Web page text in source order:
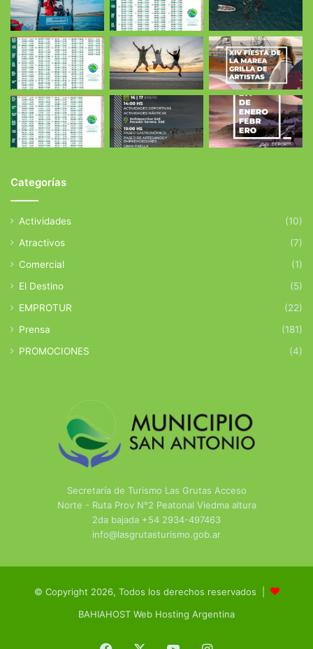
Categorías
Actividades
(10)
Atractivos
(7)
Comercial
(1)
El Destino
(5)
EMPROTUR
(22)
Prensa
(181)
PROMOCIONES
(4)
Secretaría de Turismo Las Grutas Acceso
Norte - Ruta Prov N°2 Peatonal Viedma altura
2da bajada +54 2934-497463
info@lasgrutasturismo.gob.ar
© Copyright 2026, Todos los derechos reservados |
BAHIAHOST Web Hosting Argentina